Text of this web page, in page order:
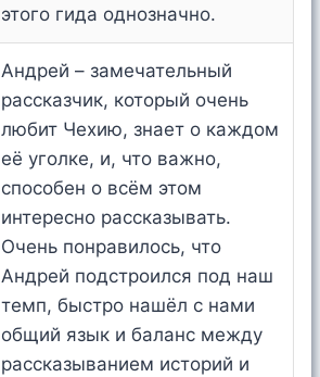
этого гида однозначно.
Андрей – замечательный
рассказчик, который очень
любит Чехию, знает о каждом
её уголке, и, что важно,
способен о всём этом
интересно рассказывать.
Очень понравилось, что
Андрей подстроился под наш
темп, быстро нашёл с нами
общий язык и баланс между
рассказыванием историй и